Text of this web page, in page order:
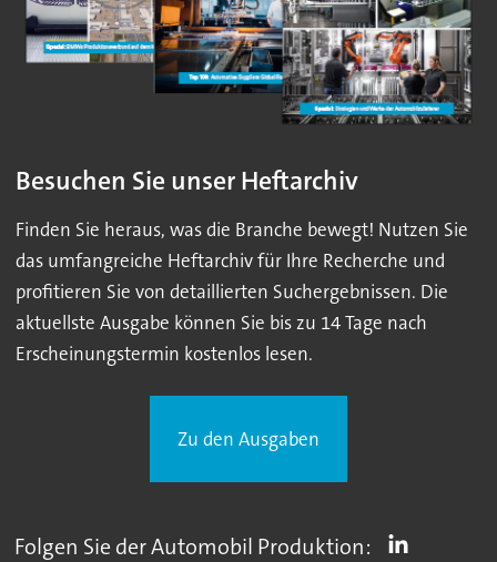
Besuchen Sie unser Heftarchiv
Finden Sie heraus, was die Branche bewegt! Nutzen Sie
das umfangreiche Heftarchiv für Ihre Recherche und
profitieren Sie von detaillierten Suchergebnissen. Die
aktuellste Ausgabe können Sie bis zu 14 Tage nach
Erscheinungstermin kostenlos lesen.
Zu den Ausgaben
Folgen Sie der Automobil Produktion: